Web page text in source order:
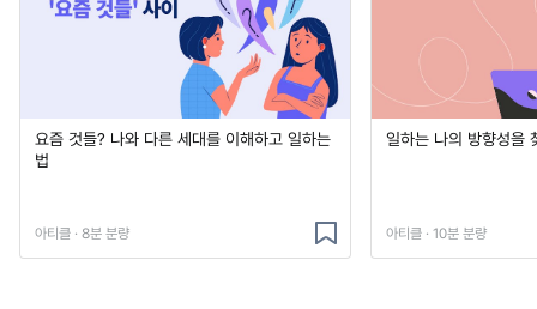
요즘 것들? 나와 다른 세대를 이해하고 일하는
법
아티클 · 8분 분량
일하는 나의 방향성을
아티클 · 10분 분량